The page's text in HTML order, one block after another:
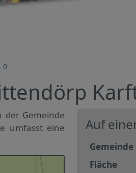
0
der Gemeinde
umfasst eine
Auf
Gemeinde
Fläche